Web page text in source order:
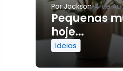
PorJackson•4 de
Pequenas
hoje...
Ideias